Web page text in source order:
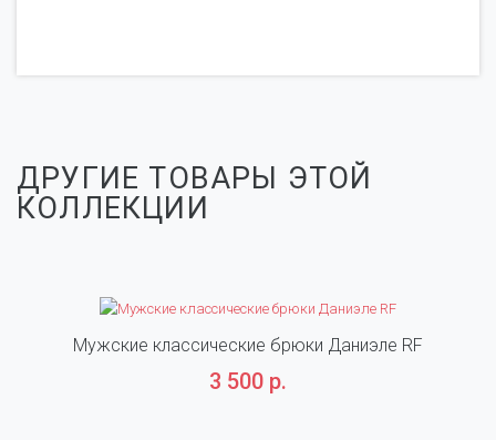
ДРУГИЕ ТОВАРЫ ЭТОЙ
КОЛЛЕКЦИИ
Мужские классические брюки Даниэле RF
3 500 р.